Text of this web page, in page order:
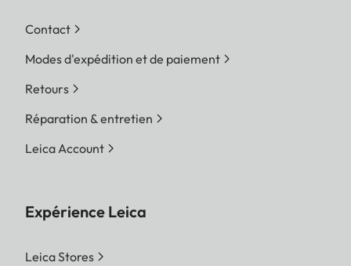
Contact
Modes d'expédition et de paiement
Retours
Réparation & entretien
Leica Account
Expérience Leica
Leica Stores